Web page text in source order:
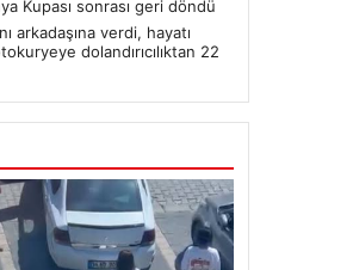
arkadaşına verdi, hayatı
dolandırıcılıktan 22